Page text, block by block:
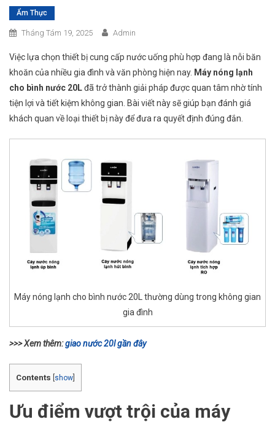
Ẩm Thực
Tháng Tám 19, 2025 Admin
Việc lựa chọn thiết bị cung cấp nước uống phù hợp đang là nỗi băn
khoăn của nhiều gia đình và văn phòng hiện nay. Máy nóng lạnh
cho bình nước 20Lđã trở thành giải pháp được quan tâm nhờ tính
tiện lợi và tiết kiệm không gian. Bài viết này sẽ giúp bạn đánh giá
khách quan về loại thiết bị này để đưa ra quyết định đúng đắn.
Máy nóng lạnh cho bình nước 20L thường dùng trong không gian
gia đình
>>> Xem thêm:giao nước 20l gần đây
Contents show
Ưu điểm vượt trội của máy